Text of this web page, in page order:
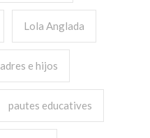
Lola Anglada
e hijos
pautes educatives